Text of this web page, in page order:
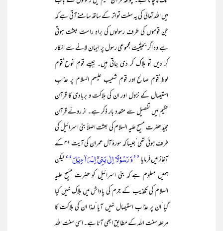
میں اللہ تعالیٰ کی یہ سنت تواتر کے ساتھ سامنے آتی ہے کہ
جن قوموں کی طرف رسولوں کی براہِ راست بعثت ہوتی
ہے وہ اگر بحیثیت مجموعی رسول پر ایمان لانے سے انکار
کر دیں تو ہلاک کر دی جاتی ہیں۔ جیسے قومِ نوح‘قومِ
لوط‘قومِ صالح اور قومِ شعیب علیہم السلام پر عذابِ
استیصال کے نزول اور ان کی ہلاکت و بربادی کا قرآن
حکیم میں تفصیل سے متعدد بار ذکر ہے۔ از روئے قرآن
مجید حضرت مسیح علیہ السلام کی بعثت اصلاً بنی اسرائیل کی
طرف ہوئی تھی‘جیسا کہ سورۂ آل عمران کی آیت ۴۹ کے
آغاز میں فرمایا’’وَ رَسُوۡلًا اِلٰی بَنِیۡۤ اِسۡرَآءِیۡلَ‘‘لیکن
ہمیں معلوم ہے کہ بنی اسرائیل کو حضرت مسیح علیہ
السلام کی تکذیب کے جرم کی پاداش میں ہلاک نہیں کیا
گیا‘ان پر عذابِ استیصال نہیں آیا‘لہذا ان کی ہلاکت کا
مرحلہ سنت اللہ کے مطابق ابھی آنا ہے۔ اسی سنت اللہ